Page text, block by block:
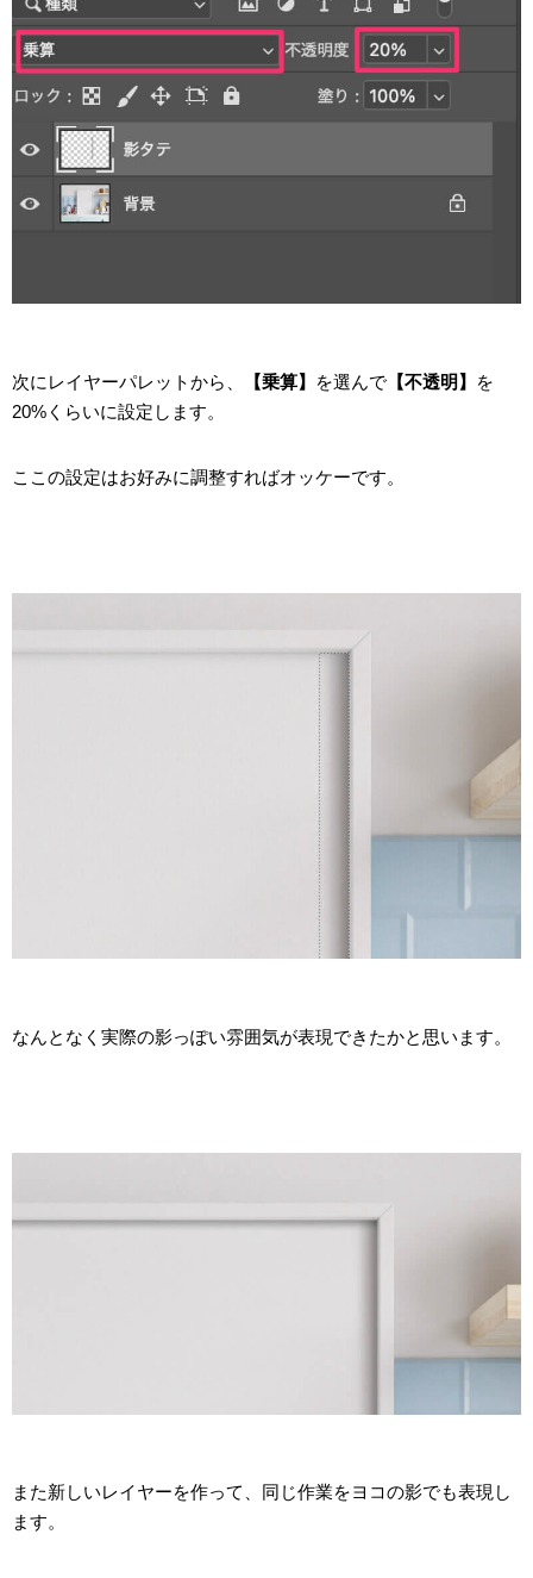
次にレイヤーパレットから、 【乗算】 を選んで 【不透明】
を
20%くらいに設定します。
ここの設定はお好みに調整すればオッケーです。
なんとなく実際の影っぽい雰囲気が表現できたかと思います。
また新しいレイヤーを作って、同じ作業をヨコの影でも表現し
ます。